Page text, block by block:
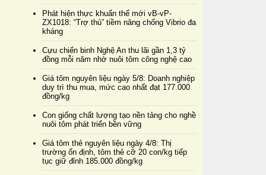
Phát hiện thực khuẩn thể mới vB-vP-
ZX1018: “Trợ thủ” tiềm năng chống Vibrio đa
kháng
Cựu chiến binh Nghệ An thu lãi gần 1,3 tỷ
đồng mỗi năm nhờ nuôi tôm công nghệ cao
Giá tôm nguyên liệu ngày 5/8: Doanh nghiệp
duy trì thu mua, mức cao nhất đạt 177.000
đồng/kg
Con giống chất lượng tạo nền tảng cho nghề
nuôi tôm phát triển bền vững
Giá tôm thẻ nguyên liệu ngày 4/8: Thị
trường ổn định, tôm thẻ cỡ 20 con/kg tiếp
tục giữ đỉnh 185.000 đồng/kg